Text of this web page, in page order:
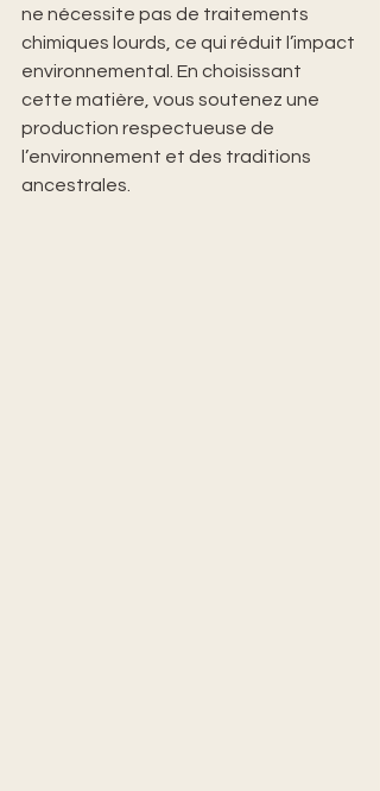
ne nécessite pas de traitements
chimiques lourds, ce qui réduit l’impact
environnemental. En choisissant
cette matière, vous soutenez une
production respectueuse de
l’environnement et des traditions
ancestrales.